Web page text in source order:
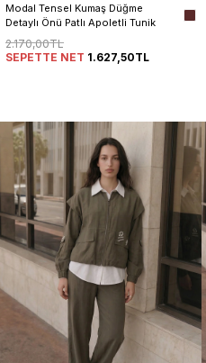
Modal Tensel Kumaş Düğme
Detaylı Önü Patlı Apoletli Tunik
2.170,00TL
SEPETTE NET 1.627,50TL